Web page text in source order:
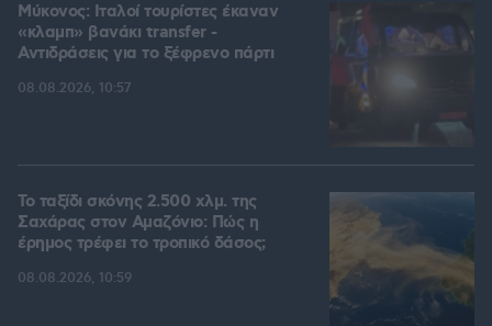
Μύκονος: Ιταλοί τουρίστες έκαναν
«κλαμπ» βανάκι transfer -
Αντιδράσεις για το ξέφρενο πάρτι
08.08.2026, 10:57
Το ταξίδι σκόνης 2.500 χλμ. της
Σαχάρας στον Αμαζόνιο: Πώς η
έρημος τρέφει το τροπικό δάσος;
08.08.2026, 10:59